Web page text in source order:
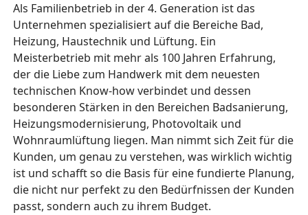
Als Familienbetrieb in der 4. Generation ist das
Unternehmen spezialisiert auf die Bereiche Bad,
Heizung, Haustechnik und Lüftung. Ein
Meisterbetrieb mit mehr als 100 Jahren Erfahrung,
der die Liebe zum Handwerk mit dem neuesten
technischen Know-how verbindet und dessen
besonderen Stärken in den Bereichen Badsanierung,
Heizungsmodernisierung, Photovoltaik und
Wohnraumlüftung liegen. Man nimmt sich Zeit für die
Kunden, um genau zu verstehen, was wirklich wichtig
ist und schafft so die Basis für eine fundierte Planung,
die nicht nur perfekt zu den Bedürfnissen der Kunden
passt, sondern auch zu ihrem Budget.